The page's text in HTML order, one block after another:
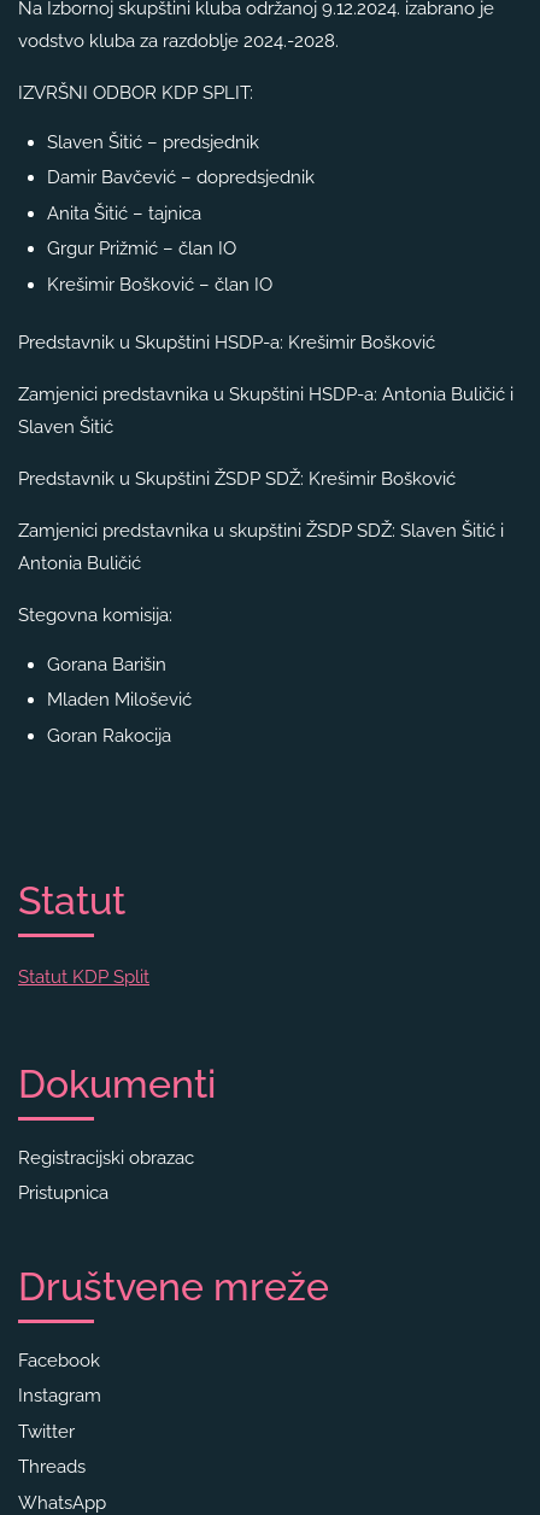
Na Izbornoj skupštini kluba održanoj 9.12.2024. izabrano je
vodstvo kluba za razdoblje 2024.-2028.
IZVRŠNI ODBOR KDP SPLIT:
Slaven Šitić – predsjednik
Damir Bavčević – dopredsjednik
Anita Šitić – tajnica
Grgur Prižmić – član IO
Krešimir Bošković – član IO
Predstavnik u Skupštini HSDP-a: Krešimir Bošković
Zamjenici predstavnika u Skupštini HSDP-a: Antonia Buličić i
Slaven Šitić
Predstavnik u Skupštini ŽSDP SDŽ: Krešimir Bošković
Zamjenici predstavnika u skupštini ŽSDP SDŽ: Slaven Šitić i
Antonia Buličić
Stegovna komisija:
Gorana Barišin
Mladen Milošević
Goran Rakocija
Statut
Statut KDP Split
Dokumenti
Registracijski obrazac
Pristupnica
Društvene mreže
Facebook
Instagram
Twitter
Threads
WhatsApp